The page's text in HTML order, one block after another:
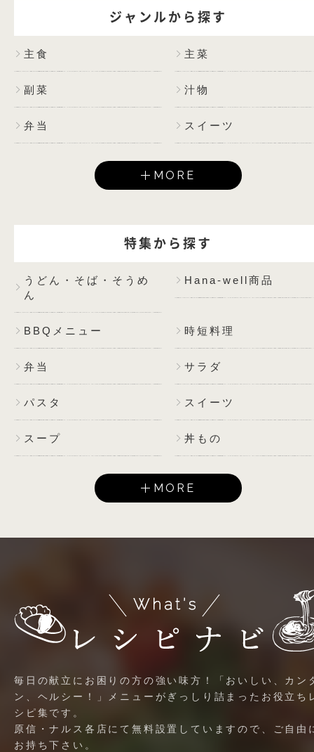
ジャンルから探す
主食 主菜
副菜 汁物
弁当 スイーツ
MORE
特集から探す
うどん・そば・そうめ
ん
Hana-well商品
BBQメニュー 時短料理
弁当 サラダ
パスタ スイーツ
スープ 丼もの
MORE
毎日の献立にお困りの方の強い味方！「おいしい、カン
ン、ヘルシー！」メニューがぎっしり詰まったお役立ち
シピ集です。
原信・ナルス各店にて無料設置していますので、ご自由
お持ち下さい。